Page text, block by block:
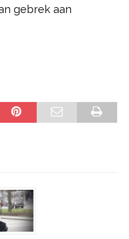
gebrek aan